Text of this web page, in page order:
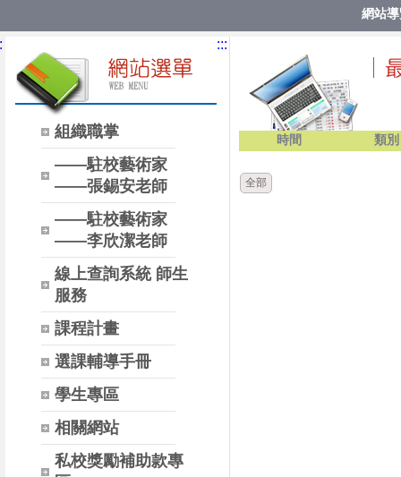
網站
組織職掌
——駐校藝術家
——張錫安老師
——駐校藝術家
——李欣潔老師
線上查詢系統 師生
服務
課程計畫
選課輔導手冊
學生專區
相關網站
私校獎勵補助款專
:::
時間 類別
全部